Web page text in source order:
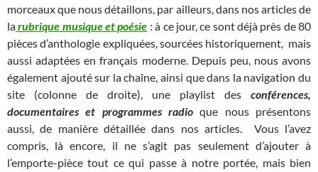
morceaux que nous détaillons, par ailleurs, dans nos articles de
larubrique musique et poésie : à ce jour, ce sont déjà près de 80
pièces d’anthologie expliquées, sourcées historiquement, mais
aussi adaptées en français moderne. Depuis peu, nous avons
également ajouté sur la chaîne, ainsi que dans la navigation du
site (colonne de droite), une playlist des conférences,
documentaires et programmes radio que nous présentons
aussi, de manière détaillée dans nos articles. Vous l’avez
compris, là encore, il ne s’agit pas seulement d’ajouter à
l’emporte-pièce tout ce qui passe à notre portée, mais bien